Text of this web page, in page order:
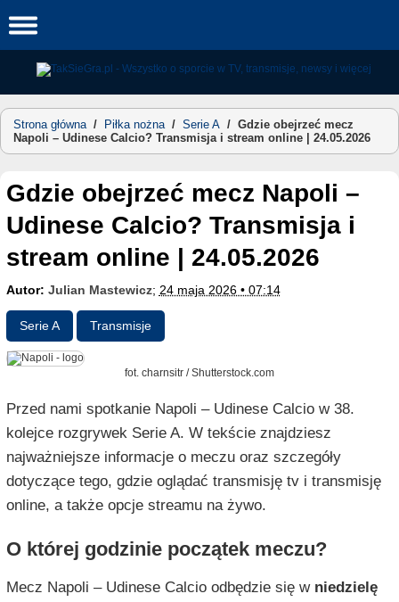
to
Strona główna/ Piłka nożna/ Serie A / Gdzie obejrzeć mecz
Napoli – Udinese Calcio? Transmisja i stream online | 24.05.2026
Gdzie obejrzeć mecz Napoli –
Udinese Calcio? Transmisja i
stream online | 24.05.2026
Autor: Julian Mastewicz; 24 maja 2026 • 07:14
Serie A Transmisje
fot. charnsitr / Shutterstock.com
Przed nami spotkanie Napoli – Udinese Calcio w 38.
kolejce rozgrywek Serie A. W tekście znajdziesz
najważniejsze informacje o meczu oraz szczegóły
dotyczące tego, gdzie oglądać transmisję tv i transmisję
online, a także opcje streamu na żywo.
O której godzinie początek meczu?
Mecz Napoli – Udinese Calcio odbędzie się w niedzielę